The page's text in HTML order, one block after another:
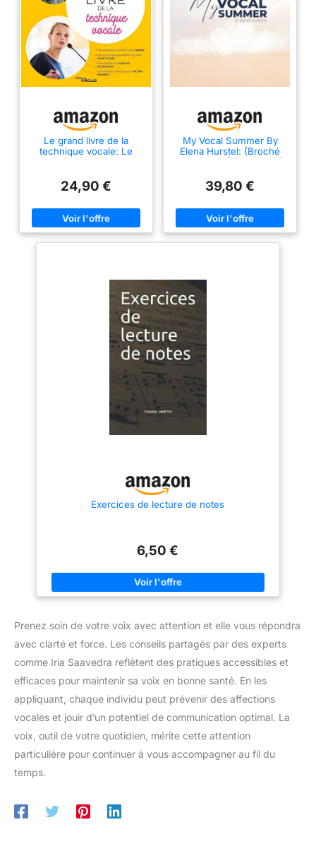
Le grand livre de la
technique vocale: Le
chantée. Les principes à
connaître pour respirer.
d'exercices sur pistes
audio.
24,90 €
My Vocal Summer By
Elena Hurstel: (Broché
prémium - Édition 2025)
39,80 €
Exercices de lecture de notes
6,50 €
Prenez soin de votre voix avec attention et elle vous répondra
avec clarté et force. Les conseils partagés par des experts
comme Iria Saavedra reflètent des pratiques accessibles et
efficaces pour maintenir sa voix en bonne santé. En les
appliquant, chaque individu peut prévenir des affections
vocales et jouir d’un potentiel de communication optimal. La
voix, outil de votre quotidien, mérite cette attention
particulière pour continuer à vous accompagner au fil du
temps.